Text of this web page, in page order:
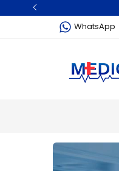
WhatsApp